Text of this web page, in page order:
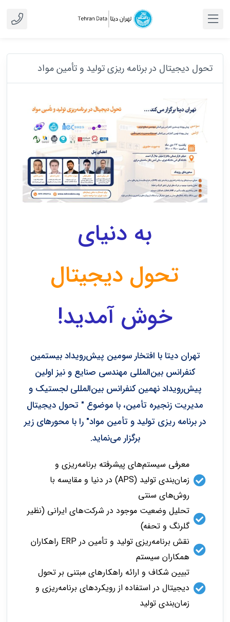
تحول دیجیتال در برنامه ریزی تولید و تأمین مواد
به دنیای
تحول دیجیتال
خوش آمدید!
تهران دیتا با افتخار سومین پیش‌رویداد بیستمین
کنفرانس بین‌المللی مهندسی صنایع و نیز اولین
پیش‌رویداد نهمین کنفرانس بین‌المللی لجستیک و
مدیریت زنجیره تأمین، با موضوع " تحول دیجیتال
در برنامه ریزی تولید و تأمین مواد" را با محورهای زیر
برگزار می‌نماید.
معرفی سیستم‌های پیشرفته برنامه‌ریزی و
زمان‌بندی تولید (APS) در دنیا و مقایسه با
روش‌های سنتی
تحلیل وضعیت موجود در شرکت‌های ایرانی (نظیر
گلرنگ و تحفه)
نقش برنامه‌ریزی تولید و تأمین در ERP راهکاران
همکاران سیستم
تبیین شکاف و ارائه راهکارهای مبتنی بر تحول
دیجیتال در استفاده از رویکردهای برنامه‌ریزی و
زمان‌بندی تولید